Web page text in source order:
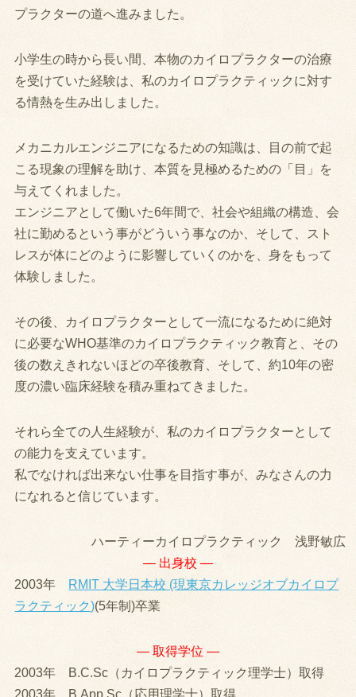
プラクターの道へ進みました。
小学生の時から長い間、本物のカイロプラクターの治療
を受けていた経験は、私のカイロプラクティックに対す
る情熱を生み出しました。
メカニカルエンジニアになるための知識は、目の前で起
こる現象の理解を助け、本質を見極めるための「目」を
与えてくれました。
エンジニアとして働いた6年間で、社会や組織の構造、会
社に勤めるという事がどういう事なのか、そして、スト
レスが体にどのように影響していくのかを、身をもって
体験しました。
その後、カイロプラクターとして一流になるために絶対
に必要なWHO基準のカイロプラクティック教育と、その
後の数えきれないほどの卒後教育、そして、約10年の密
度の濃い臨床経験を積み重ねてきました。
それら全ての人生経験が、私のカイロプラクターとして
の能力を支えています。
私でなければ出来ない仕事を目指す事が、みなさんの力
になれると信じています。
ハーティーカイロプラクティック 浅野敏広
— 出身校 —
2003年 RMIT 大学日本校 (現東京カレッジオブカイロプ
ラクティック)(5年制)卒業
— 取得学位 —
2003年 B.C.Sc（カイロプラクティック理学士）取得
2003年 B.App.Sc（応用理学士）取得